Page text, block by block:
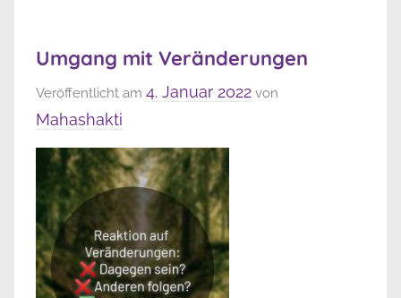
Umgang mit Veränderungen
Veröffentlicht am 4. Januar 2022 von
Mahashakti